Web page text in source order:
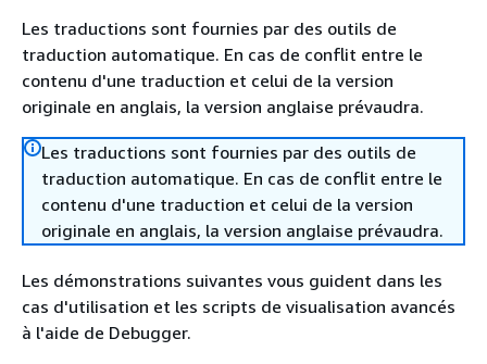
Les traductions sont fournies par des outils de
traduction automatique. En cas de conflit entre le
contenu d'une traduction et celui de la version
originale en anglais, la version anglaise prévaudra.
Les traductions sont fournies par des outils de
traduction automatique. En cas de conflit entre le
contenu d'une traduction et celui de la version
originale en anglais, la version anglaise prévaudra.
Les démonstrations suivantes vous guident dans les
cas d'utilisation et les scripts de visualisation avancés
à l'aide de Debugger.